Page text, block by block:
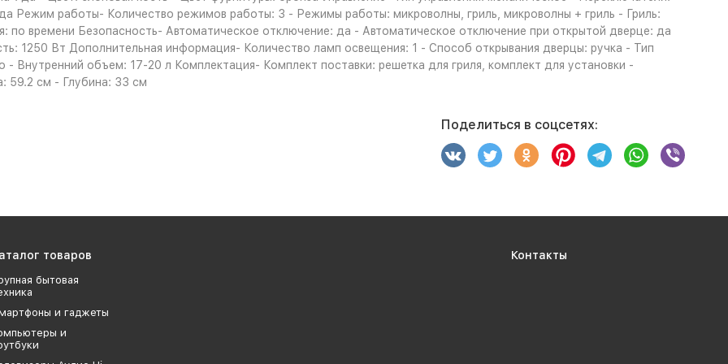
Режим работы- Количество режимов работы: 3 - Режимы работы: микроволны, гриль, микроволны + гриль - Гриль:
по времени Безопасность- Автоматическое отключение: да - Автоматическое отключение при открытой дверце: да
1250 Вт Дополнительная информация- Количество ламп освещения: 1 - Способ открывания дверцы: ручка - Тип
- Внутренний объем: 17-20 л Комплектация- Комплект поставки: решетка для гриля, комплект для установки -
59.2 см - Глубина: 33 см
Поделиться в соцсетях:
товаров
бытовая
и гаджеты
и
Контакты